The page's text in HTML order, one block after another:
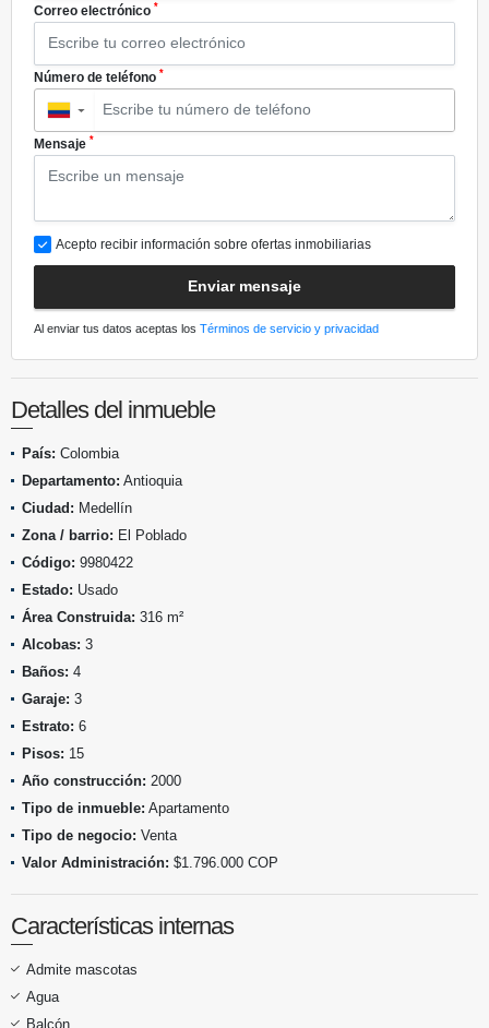
Correo electrónico *
Número de teléfono *
▼
Mensaje *
Acepto recibir información sobre ofertas inmobiliarias
Enviar mensaje
Al enviar tus datos aceptas los Términos de servicio y privacidad
Detalles del inmueble
País: Colombia
Departamento: Antioquia
Ciudad: Medellín
Zona / barrio: El Poblado
Código: 9980422
Estado: Usado
Área Construida: 316 m²
Alcobas: 3
Baños: 4
Garaje: 3
Estrato: 6
Pisos: 15
Año construcción: 2000
Tipo de inmueble: Apartamento
Tipo de negocio: Venta
Valor Administración: $1.796.000 COP
Características internas
Admite mascotas
Agua
Balcón